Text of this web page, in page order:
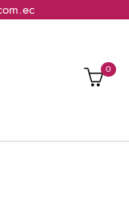
0